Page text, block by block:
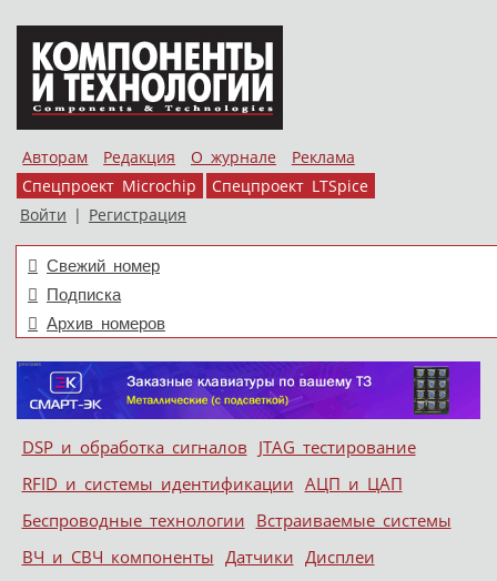
Авторам Редакция О журнале
Реклама
Спецпроект Microchip
Спецпроект LTSpice
Войти | Регистрация
Свежий номер
Подписка
Архив номеров
Меню
Skip to content
DSP и обработка сигналов JTAG тестирование
RFID и системы идентификации АЦП и ЦАП
Беспроводные технологии Встраиваемые системы
ВЧ и СВЧ компоненты Датчики Дисплеи